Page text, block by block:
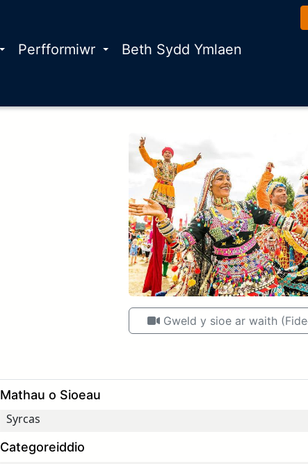
Perfformiwr Beth Sydd Ymlaen
Gweld y sioe ar waith
Mathau o Sioeau
Categoreiddio